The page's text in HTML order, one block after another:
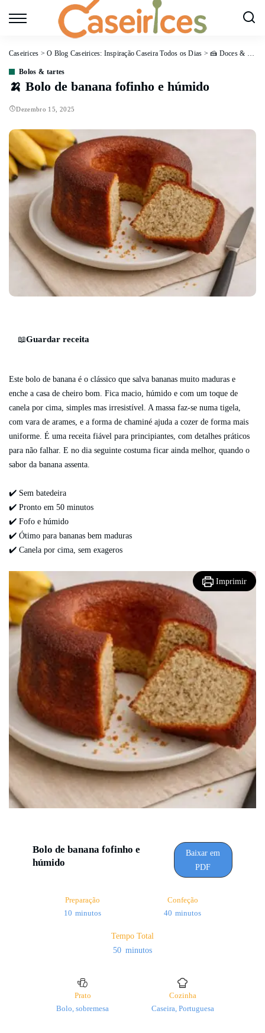
Caseirices >O Blog Caseirices: Inspiração Caseira Todos os Dias >🍰 Doces & Sobremesas
Bolos & tartes
🍌 Bolo de banana fofinho e húmido
Dezembro 15, 2025
📖Guardar receita
Este bolo de banana é o clássico que salva bananas muito maduras e
enche a casa de cheiro bom. Fica macio, húmido e com um toque de
canela por cima, simples mas irresistível. A massa faz-se numa tigela,
com vara de arames, e a forma de chaminé ajuda a cozer de forma mais
uniforme. É uma receita fiável para principiantes, com detalhes práticos
para não falhar. E no dia seguinte costuma ficar ainda melhor, quando o
sabor da banana assenta.
✔️ Sem batedeira
✔️ Pronto em 50 minutos
✔️ Fofo e húmido
✔️ Ótimo para bananas bem maduras
✔️ Canela por cima, sem exageros
Bolo de banana fofinho e
húmido
Baixar em
PDF
Preparação
10minutos
minutos
Confeção
40minutos
minutos
Tempo Total
50minutos
minutos
Prato
Bolo, sobremesa
Cozinha
Caseira, Portuguesa
Imprimir